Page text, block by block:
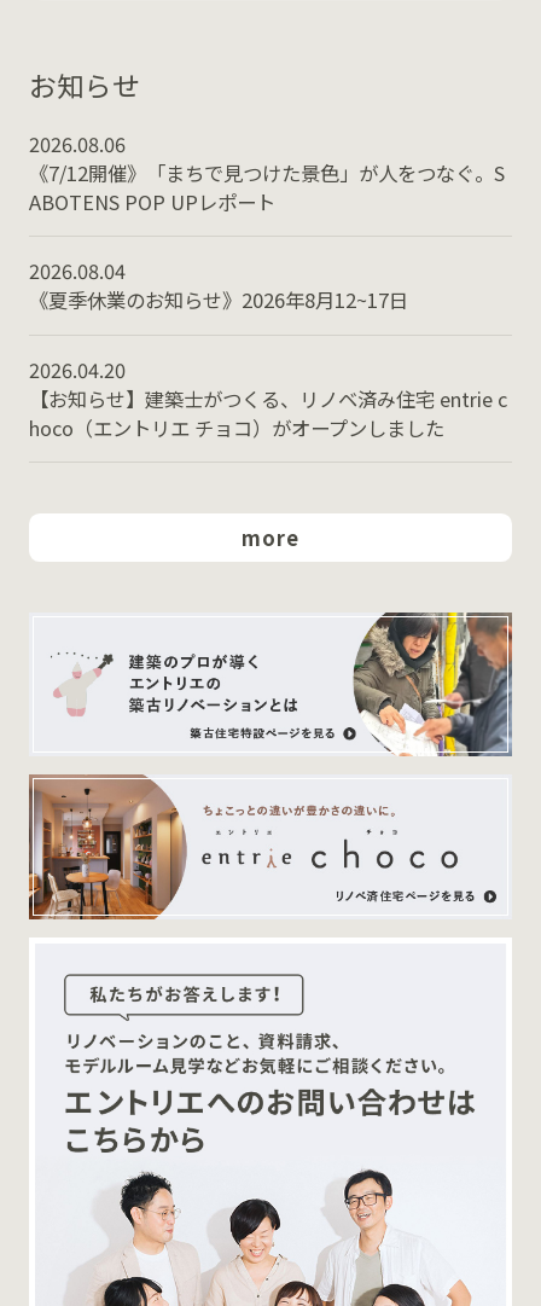
お知らせ
2026.08.06
《7/12開催》「まちで見つけた景色」が人をつなぐ。S
ABOTENS POP UPレポート
2026.08.04
《夏季休業のお知らせ》2026年8月12~17日
2026.04.20
【お知らせ】建築士がつくる、リノベ済み住宅 entrie c
hoco（エントリエ チョコ）がオープンしました
more